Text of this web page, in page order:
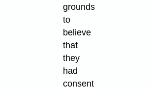
grounds
to
believe
that
they
had
consent